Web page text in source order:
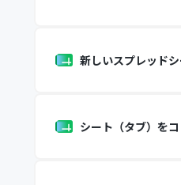
新しいスプレッド
シート（タブ）を